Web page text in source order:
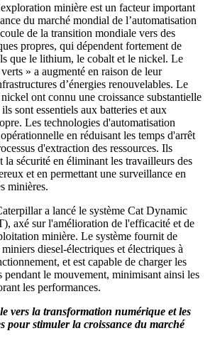
minière est un facteur important
du marché mondial de l’automatisation
de la transition mondiale vers des
propres, qui dépendent fortement de
que le lithium, le cobalt et le nickel. Le
» a augmenté en raison de leur
d’énergies renouvelables. Le
ont connu une croissance substantielle
sont essentiels aux batteries et aux
Les technologies d'automatisation
en réduisant les temps d'arrêt
d'extraction des ressources. Ils
la sécurité en éliminant les travailleurs des
et en permettant une surveillance en
minières.
a lancé le système Cat Dynamic
axé sur l'amélioration de l'efficacité et de
minière. Le système fournit de
diesel-électriques et électriques à
et est capable de charger les
pendant le mouvement, minimisant ainsi les
les performances.
vers la transformation numérique et les
pour stimuler la croissance du marché